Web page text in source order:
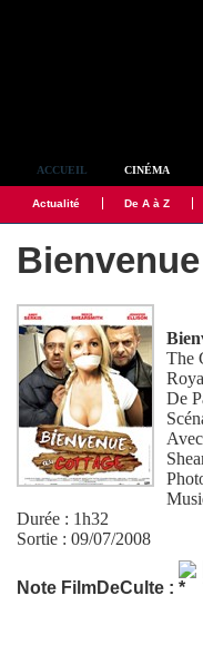
ACCUEIL CINÉMA
Actualité De A à Z
The
De
Durée : 1h32
Sortie : 09/07/2008
Note FilmDeCulte :